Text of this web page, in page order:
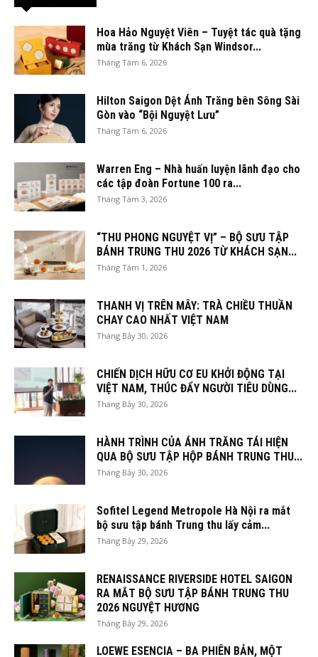
Hoa Hảo Nguyệt Viên – Tuyệt tác quà tặng
mùa trăng từ Khách Sạn Windsor...
Tháng Tám 6, 2026
Hilton Saigon Dệt Ánh Trăng bên Sông Sài
Gòn vào “Bội Nguyệt Lưu”
Tháng Tám 6, 2026
Warren Eng – Nhà huấn luyện lãnh đạo cho
các tập đoàn Fortune 100 ra...
Tháng Tám 3, 2026
“THU PHONG NGUYỆT VỊ” – BỘ SƯU TẬP
BÁNH TRUNG THU 2026 TỪ KHÁCH SẠN...
Tháng Tám 1, 2026
THANH VỊ TRÊN MÂY: TRÀ CHIỀU THUẦN
CHAY CAO NHẤT VIỆT NAM
Tháng Bảy 30, 2026
CHIẾN DỊCH HỮU CƠ EU KHỞI ĐỘNG TẠI
VIỆT NAM, THÚC ĐẨY NGƯỜI TIÊU DÙNG...
Tháng Bảy 30, 2026
HÀNH TRÌNH CỦA ÁNH TRĂNG TÁI HIỆN
QUA BỘ SƯU TẬP HỘP BÁNH TRUNG THU...
Tháng Bảy 30, 2026
Sofitel Legend Metropole Hà Nội ra mắt
bộ sưu tập bánh Trung thu lấy cảm...
Tháng Bảy 29, 2026
RENAISSANCE RIVERSIDE HOTEL SAIGON
RA MẮT BỘ SƯU TẬP BÁNH TRUNG THU
2026 NGUYỆT HƯƠNG
Tháng Bảy 29, 2026
LOEWE ESENCIA – BA PHIÊN BẢN, MỘT